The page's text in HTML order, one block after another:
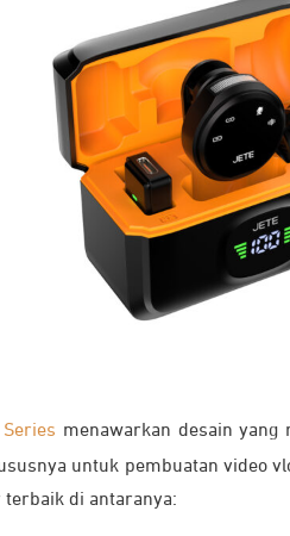
Series menawarkan desain yang
untuk pembuatan video
di antaranya: